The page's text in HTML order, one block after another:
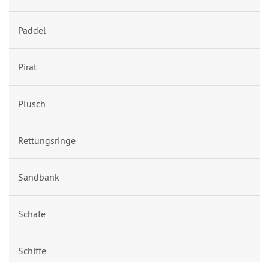
Paddel
Pirat
Plüsch
Rettungsringe
Sandbank
Schafe
Schiffe